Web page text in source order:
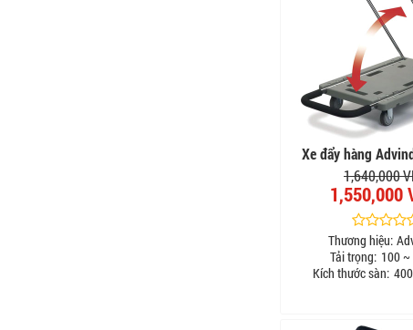
Xe đẩy hàng
1,640,000
1,550,000
Thương hiệu:
Tải trọng: 100
Kích thước sàn: